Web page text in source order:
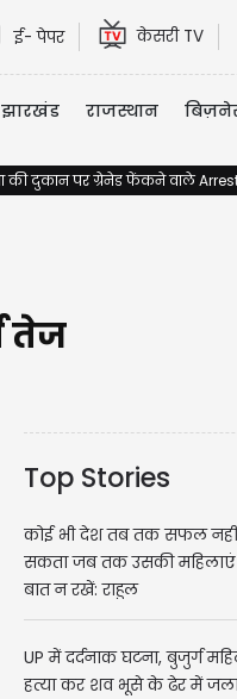
ई- पेपर केसरी TV
झारखंड राजस्थान
की दुकान पर ग्रेनेड फेंकने वाले
तेज
Top Stories
कोई भी देश तब तक सफल नहीं
सकता जब तक उसकी महिलाएं
बात न रखें: राहुल
UP में दर्दनाक घटना, बुजुर्ग
हत्या कर शव भूसे के ढेर में